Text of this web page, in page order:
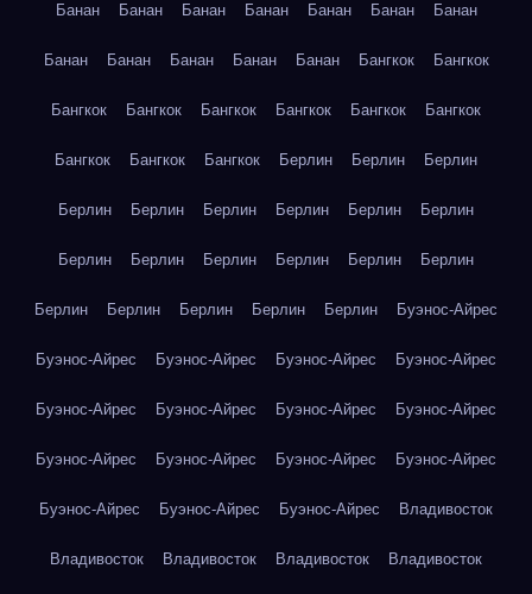
Банан Банан Банан Банан Банан Банан Банан
Банан Банан Банан Банан Банан Бангкок Бангкок
Бангкок Бангкок Бангкок Бангкок Бангкок Бангкок
Бангкок Бангкок Бангкок Берлин Берлин Берлин
Берлин Берлин Берлин Берлин Берлин Берлин
Берлин Берлин Берлин Берлин Берлин Берлин
Берлин Берлин Берлин Берлин Берлин Буэнос-Айрес
Буэнос-Айрес Буэнос-Айрес Буэнос-Айрес Буэнос-Айрес
Буэнос-Айрес Буэнос-Айрес Буэнос-Айрес Буэнос-Айрес
Буэнос-Айрес Буэнос-Айрес Буэнос-Айрес Буэнос-Айрес
Буэнос-Айрес Буэнос-Айрес Буэнос-Айрес Владивосток
Владивосток Владивосток Владивосток Владивосток